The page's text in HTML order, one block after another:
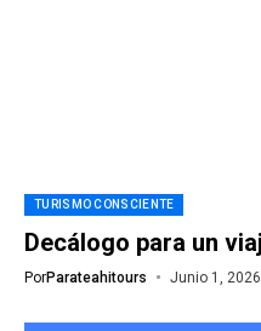
TURISMO CONSCIENTE
Decálogo para un
PorParateahitours Junio 1, 2026